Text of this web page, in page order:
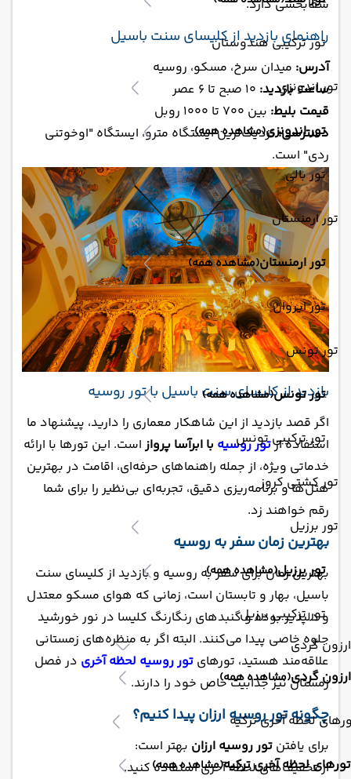
تور ترکیبی هندوستان
تور اندونزی
تور اندونزی(مشاهده همه)
تور بالی
تور ارمنستان
تور ارمنستان(مشاهده همه)
تور ایروان
تور تونس
تور تونس(مشاهده همه)
تور ترکیبی تونس
تور کشتی کروز
تور برزیل
تور برزیل(مشاهده همه)
تور ترکیبی برزیل
ارزون گردی
ارزون گردی(مشاهده همه)
لحظه آخری ترکیه
تورهای لحظه آخری ترکیه(مشاهده همه)
شفابخشی دارد.
راهنمای بازدید از کلیسای سنت باسیل
آدرس: میدان سرخ، مسکو، روسیه
ساعت بازدید:
قیمت بلیط: بین ۷۰۰ تا ۱۰۰۰ روبل
دسترسی:نزدیک‌ترین ایستگاه مترو، ایستگاه "اوخوتنی
ردی" است.
بازدید از کلیسای سنت باسیل با تور روسیه
اگر قصد بازدید از این شاهکار معماری را دارید، پیشنهاد ما
استفاده ازتور روسیه با ابرآسا پروازاست. این تورها با ارائه
خدماتی ویژه، از جمله راهنماهای حرفه‌ای، اقامت در بهترین
هتل‌ها و برنامه‌ریزی دقیق، تجربه‌ای بی‌نظیر را برای شما
رقم خواهند زد.
بهترین زمان سفر به روسیه
بهترین زمان برای سفر به روسیه و بازدید از کلیسای سنت
باسیل، بهار و تابستان است، زمانی که هوای مسکو معتدل
و دلپذیر بوده و گنبدهای رنگارنگ کلیسا در نور خورشید
جلوه خاصی پیدا می‌کنند. البته اگر به منظره‌های زمستانی
علاقه‌مند هستید، تورهای تور روسیه لحظه آخری در فصل
زمستان نیز جذابیت خاص خود را دارند.
چگونه تور روسیه ارزان پیدا کنیم؟
برای یافتن تور روسیه ارزان بهتر است:
از تخفیف‌های لحظه آخری استفاده کنید.